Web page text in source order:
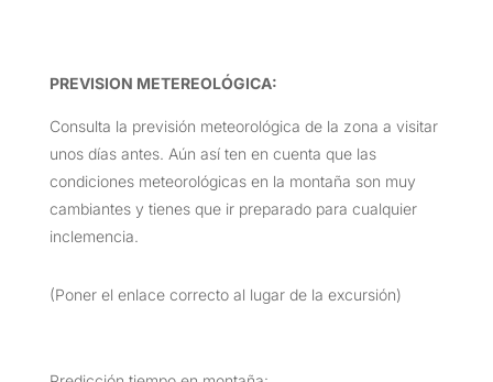
PREVISION METEREOLÓGICA:
Consulta la previsión meteorológica de la zona a visitar
unos días antes. Aún así ten en cuenta que las
condiciones meteorológicas en la montaña son muy
cambiantes y tienes que ir preparado para cualquier
inclemencia.
(Poner el enlace correcto al lugar de la excursión)